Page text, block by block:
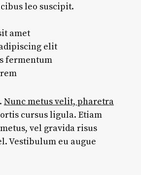
leo suscipit.
amet
elit
fermentum
Nunc metus velit, pharetra
cursus ligula. Etiam
vel gravida risus
Vestibulum eu augue